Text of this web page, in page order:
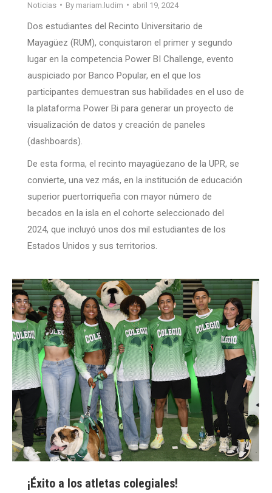
Noticias By mariam.ludim abril 19, 2024
Dos estudiantes del Recinto Universitario de
Mayagüez (RUM), conquistaron el primer y segundo
lugar en la competencia Power BI Challenge, evento
auspiciado por Banco Popular, en el que los
participantes demuestran sus habilidades en el uso de
la plataforma Power Bi para generar un proyecto de
visualización de datos y creación de paneles
(dashboards).
De esta forma, el recinto mayagüezano de la UPR, se
convierte, una vez más, en la institución de educación
superior puertorriqueña con mayor número de
becados en la isla en el cohorte seleccionado del
2024, que incluyó unos dos mil estudiantes de los
Estados Unidos y sus territorios.
¡Éxito a los atletas colegiales!